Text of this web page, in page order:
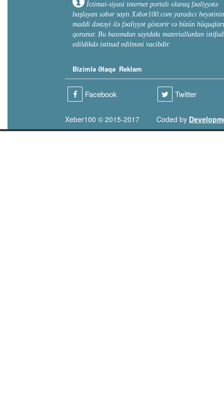
İctimai-siyasi internet portalı olaraq fəaliyyətə
başlayan xəbər saytı Xəbər100.com yaradıcı heyətinin
maddi dəstəyi ilə fəaliyyət göstərir və bütün hüquqları
qorunur. Bu baxımdan saytdakı materiallardan
edildikdə istinad edilməsi vacibdir.
Bizimlə Əlaqə Reklam
Facebook Twitter
Xeber100 © 2015-2017 Coded by